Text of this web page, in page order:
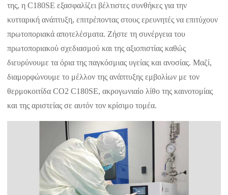
της, η C180SE εξασφαλίζει βέλτιστες συνθήκες για την
κυτταρική ανάπτυξη, επιτρέποντας στους ερευνητές να επιτύχουν
πρωτοποριακά αποτελέσματα. Ζήστε τη συνέργεια του
πρωτοποριακού σχεδιασμού και της αξιοπιστίας καθώς
διευρύνουμε τα όρια της παγκόσμιας υγείας και ανοσίας. Μαζί,
διαμορφώνουμε το μέλλον της ανάπτυξης εμβολίων με τον
θερμοκοιτίδα CO2 C180SE, ακρογωνιαίο λίθο της καινοτομίας
και της αριστείας σε αυτόν τον κρίσιμο τομέα.